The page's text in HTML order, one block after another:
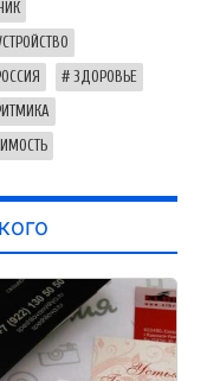
ЗДОРОВЬЕ